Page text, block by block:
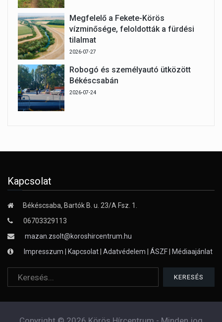
Megfelelő a Fekete-Körös
vízminősége, feloldották a fürdési
tilalmat
2026-07-27
Robogó és személyautó ütközött
Békéscsabán
2026-07-24
Kapcsolat
Békéscsaba, Bartók B. u. 23/A Fsz. 1.
06703329113
mazan.zsolt@koroshircentrum.hu
Impresszum
Kapcsolat Adatvédelem ÁSZF Médiaajánlat